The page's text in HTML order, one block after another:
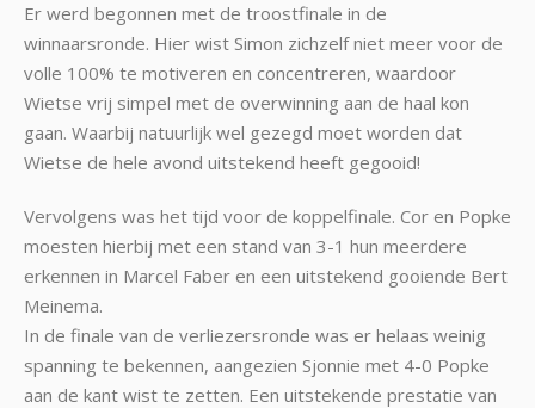
Er werd begonnen met de troostfinale in de
winnaarsronde. Hier wist Simon zichzelf niet meer voor de
volle 100% te motiveren en concentreren, waardoor
Wietse vrij simpel met de overwinning aan de haal kon
gaan. Waarbij natuurlijk wel gezegd moet worden dat
Wietse de hele avond uitstekend heeft gegooid!
Vervolgens was het tijd voor de koppelfinale. Cor en Popke
moesten hierbij met een stand van 3-1 hun meerdere
erkennen in Marcel Faber en een uitstekend gooiende Bert
Meinema.
In de finale van de verliezersronde was er helaas weinig
spanning te bekennen, aangezien Sjonnie met 4-0 Popke
aan de kant wist te zetten. Een uitstekende prestatie van